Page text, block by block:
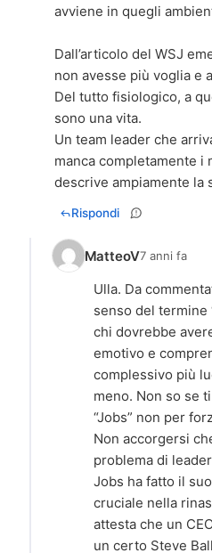
avviene in quegli
Dall’articolo del WSJ
non avesse più voglia e
Del tutto fisiologico, a
sono una vita.
Un team leader che
manca completamente i
descrive ampiamente la
Rispondi
MatteoV7 anni fa
Ulla. Da
senso del termine
chi dovrebbe
emotivo e
complessivo più
meno. Non so se
“Jobs” non per
Non accorgersi
problema di
Jobs ha fatto il
cruciale nella
attesta che un
un certo Steve